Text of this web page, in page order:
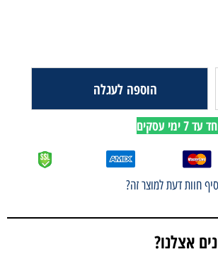
הוספה לעגלה
עסקים
חוות דעת למוצר זה?
אצלנו?